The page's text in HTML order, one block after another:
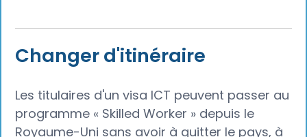
Changer d'itinéraire
Les titulaires d'un visa ICT peuvent passer au
programme « Skilled Worker » depuis le
Royaume-Uni sans avoir à quitter le pays, à